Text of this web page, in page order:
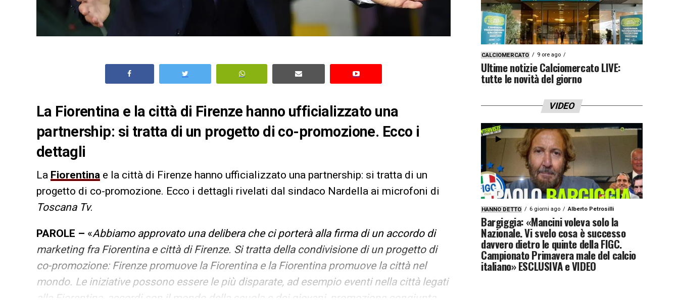
La Fiorentina e la città di Firenze hanno ufficializzato una
partnership: si tratta di un progetto di co-promozione. Ecco i
dettagli
La Fiorentina e la città di Firenze hanno ufficializzato una partnership: si tratta di un
progetto di co-promozione. Ecco i dettagli rivelati dal sindaco Nardella ai microfoni di
Toscana Tv.
PAROLE – «Abbiamo approvato una delibera che ci porterà alla firma di un accordo di
marketing fra Fiorentina e città di Firenze. Si tratta della condivisione di un progetto di
co-promozione: Firenze promuove la Fiorentina e la Fiorentina promuove la città nel
mondo. Le iniziative possono essere le più disparate, ad esempio eventi nella città legati
CALCIOMERCATO 9 ore ago
Ultime notizie Calciomercato LIVE:
tutte le novità del giorno
VIDEO
HANNO DETTO 6 giorni ago Alberto Petrosilli
Bargiggia: «Mancini voleva solo la
Nazionale. Vi svelo cosa è successo
davvero dietro le quinte della FIGC.
Campionato Primavera male del calcio
italiano» ESCLUSIVA e VIDEO